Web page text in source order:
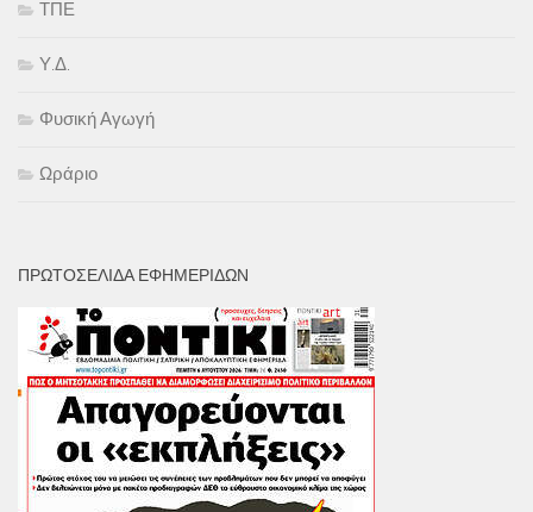
ΤΠΕ
Υ.Δ.
Φυσική Αγωγή
Ωράριο
ΠΡΩΤΟΣΕΛΙΔΑ ΕΦΗΜΕΡΙΔΩΝ